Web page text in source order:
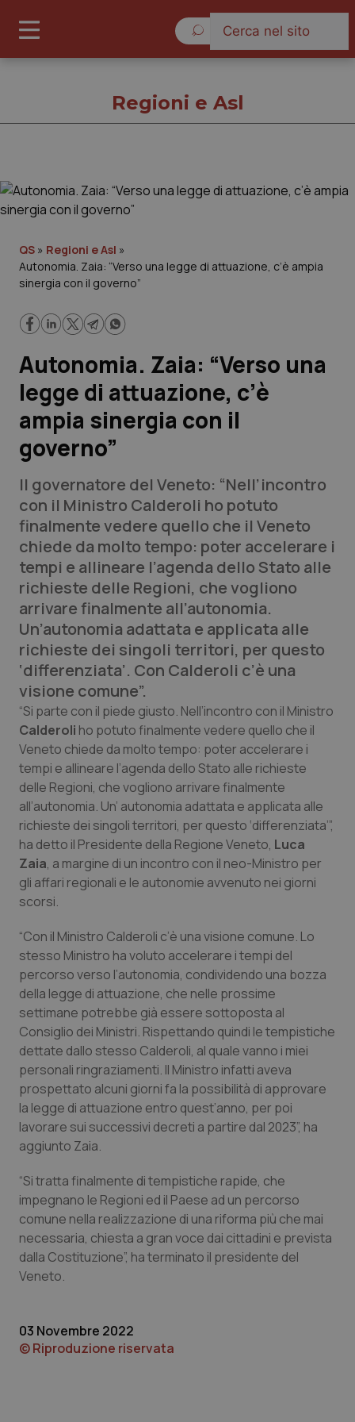
Governo e Parlamento
Regioni e Asl
Lavoro e Professioni
Scienza e Farmaci
Studi e Analisi
Lettere al direttore
Edizioni Regionali
QS Pro
Professionisti Sanitari.AI
Abruzzo
Basilicata
Calabria
Campania
Emilia-Romagna
Friuli Venezia Giulia
Lazio
Liguria
Lombardia
Marche
Molise
Piemonte
Provincia Autonoma di Bolzano
Provincia Autonoma di Trento
Puglia
Sardegna
Toscana
QS Pro Gold
Artrite & artrosi
Asma & BPCO
Car-T
Colesterolo & coronaropatie
Dermatite Atopica
Diabete & glucometri
Disturbi dell’umore
Dolore
Donna & Salute
Epatiti
HIV
Infezioni & Febbre
Ipertensione & Scompenso
Malattie rare
Malattia di Crohn & Rettocolite Ulcerosa
Obesità
QS Club Newsletter
Regioni e Asl
QS » Regioni e Asl »
Autonomia. Zaia: “Verso una legge di attuazione, c’è ampia
sinergia con il governo”
Autonomia. Zaia: “Verso una
legge di attuazione, c’è
ampia sinergia con il
governo”
Il governatore del Veneto: “Nell’incontro
con il Ministro Calderoli ho potuto
finalmente vedere quello che il Veneto
chiede da molto tempo: poter accelerare i
tempi e allineare l’agenda dello Stato alle
richieste delle Regioni, che vogliono
arrivare finalmente all’autonomia.
Un’autonomia adattata e applicata alle
richieste dei singoli territori, per questo
‘differenziata’. Con Calderoli c’è una
visione comune”.
“Si parte con il piede giusto. Nell’incontro con il Ministro
Calderoli ho potuto finalmente vedere quello che il
Veneto chiede da molto tempo: poter accelerare i
tempi e allineare l’agenda dello Stato alle richieste
delle Regioni, che vogliono arrivare finalmente
all’autonomia. Un’ autonomia adattata e applicata alle
richieste dei singoli territori, per questo ‘differenziata’”,
ha detto il Presidente della Regione Veneto, Luca
Zaia, a margine di un incontro con il neo-Ministro per
gli affari regionali e le autonomie avvenuto nei giorni
scorsi.
“Con il Ministro Calderoli c’è una visione comune. Lo
stesso Ministro ha voluto accelerare i tempi del
percorso verso l’autonomia, condividendo una bozza
della legge di attuazione, che nelle prossime
settimane potrebbe già essere sottoposta al
Consiglio dei Ministri. Rispettando quindi le tempistiche
dettate dallo stesso Calderoli, al quale vanno i miei
personali ringraziamenti. Il Ministro infatti aveva
prospettato alcuni giorni fa la possibilità di approvare
la legge di attuazione entro quest’anno, per poi
lavorare sui successivi decreti a partire dal 2023”, ha
aggiunto Zaia.
“Si tratta finalmente di tempistiche rapide, che
impegnano le Regioni ed il Paese ad un percorso
comune nella realizzazione di una riforma più che mai
necessaria, chiesta a gran voce dai cittadini e prevista
dalla Costituzione”, ha terminato il presidente del
Veneto.
03 Novembre 2022
© Riproduzione riservata